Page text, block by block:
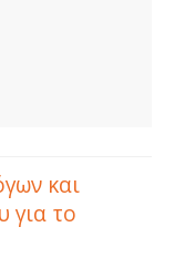
και
για το